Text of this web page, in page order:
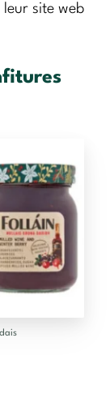
leur site web